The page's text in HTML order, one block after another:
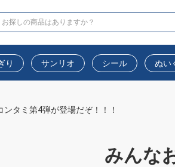
り サンリオ シール ぬい
タミ第4弾が登場だぞ！！！
みんな